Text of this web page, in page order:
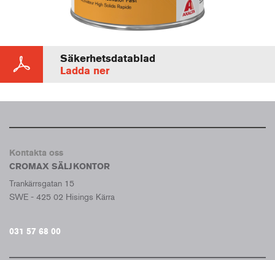
Säkerhetsdatablad
Ladda ner
Kontakta oss
CROMAX SÄLJKONTOR
Trankärrsgatan 15
SWE - 425 02 Hisings Kärra
031 57 68 00